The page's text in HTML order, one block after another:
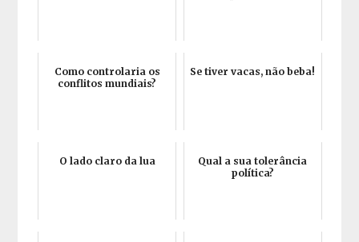
Como controlaria os
conflitos mundiais?
Se tiver vacas, não beba!
O lado claro da lua
Qual a sua tolerância
política?